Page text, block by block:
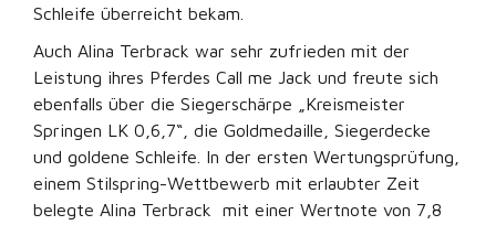
Schleife überreicht bekam.
Auch Alina Terbrack war sehr zufrieden mit der
Leistung ihres Pferdes Call me Jack und freute sich
ebenfalls über die Siegerschärpe „Kreismeister
Springen LK 0,6,7“, die Goldmedaille, Siegerdecke
und goldene Schleife. In der ersten Wertungsprüfung,
einem Stilspring-Wettbewerb mit erlaubter Zeit
belegte Alina Terbrack mit einer Wertnote von 7,8